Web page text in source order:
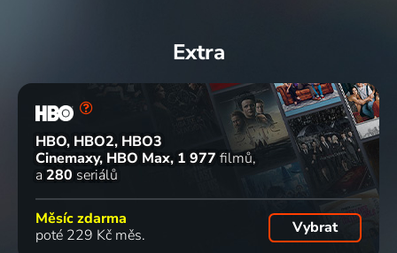
Extra
HBO, HBO2, HBO3
Cinemaxy, HBO Max 1 977 filmů
a 280 seriálů
Měsíc zdarma
poté 229 Kč měs.
Vybrat